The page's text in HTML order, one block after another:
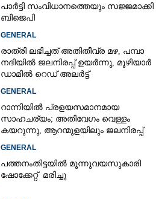
പാർട്ടി സംവിധാനത്തെയും സജ്ജമാക്കി
ബിജെപി
GENERAL
രാത്രി ലഭിച്ചത് അതിതീവ്ര മഴ, പമ്പാ
നദിയിൽ ജലനിരപ്പ് ഉയർന്നു, മൂഴിയാർ
ഡാമിൽ റെഡ് അലർട്ട്
GENERAL
റാന്നിയിൽ പ്രളയസമാനമായ
സാഹചര്യം; അതിവേഗം വെള്ളം
കയറുന്നു, ആറന്മുളയിലും ജലനിരപ്പ്
GENERAL
പത്തനംതിട്ടയിൽ മൂന്നുവയസുകാരി
ഷോക്കേറ്റ് മരിച്ചു